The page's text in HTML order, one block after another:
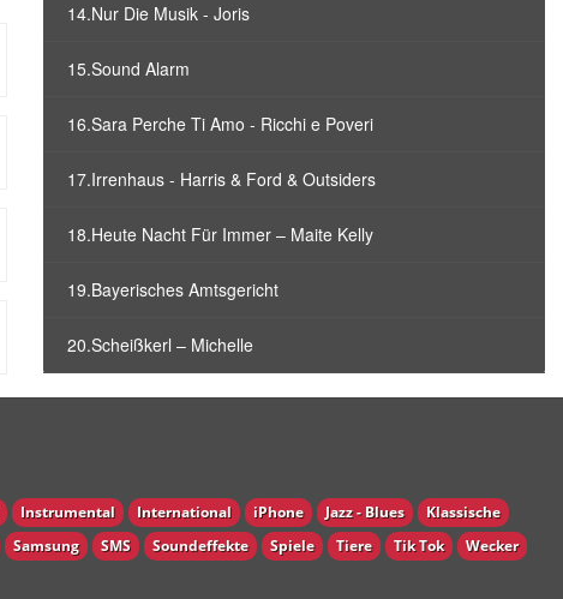
14.Nur Die Musik - Joris
15.Sound Alarm
16.Sara Perche Ti Amo - Ricchi e Poveri
17.Irrenhaus - Harris & Ford & Outsiders
18.Heute Nacht Für Immer – Maite Kelly
19.Bayerisches Amtsgericht
20.Scheißkerl – Michelle
Instrumental International iPhone Jazz - Blues
Klassische
Samsung SMS Soundeffekte Spiele Tiere Tik Tok
Wecker